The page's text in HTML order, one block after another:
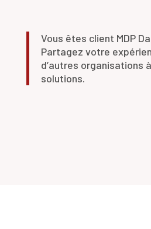
Vous êtes client MDP
Partagez votre
d’autres organisations
solutions.